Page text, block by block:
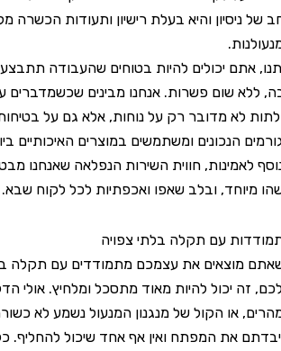
והיא בעלת רישיון ותעודות הכשרה
יכולים להיות בטוחים שהעבודה תתבצע
שום פשרות. אנחנו מבינים שכשמדברים על
לא מדובר רק על נוחות, אלא גם על בטיחות –
הנכונים ומשתמשים במוצרים האיכותיים ביותר
חווית השירות הנפלאה שאנחנו מבטיחים
ובלב שאפו ואכפתיות לכל לקוח שבא.
עם תקלה בלתי צפויה
את עצמכם מתמודדים עם תקלה בלתי
יכול להיות מאוד מתסכל ומלחיץ. אולי הדלת
או הקול של מנגנון המנעול נשמע לא כשורה.
את המפתח ואין אף אחד שיכול להחליף. כל